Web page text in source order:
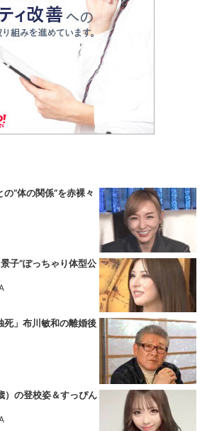
“体の関係”を赤裸々
子”ぽっちゃり体型公
死」布川敏和の離婚後
）の登校姿＆すっぴん